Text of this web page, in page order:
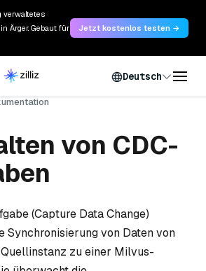
verwaltetes
Ärger. Gebaut für
Jetzt kostenlos testen →
Deutsch
von CDC-
(Capture Data Change)
Synchronisierung von Daten von
zu einer Milvus-